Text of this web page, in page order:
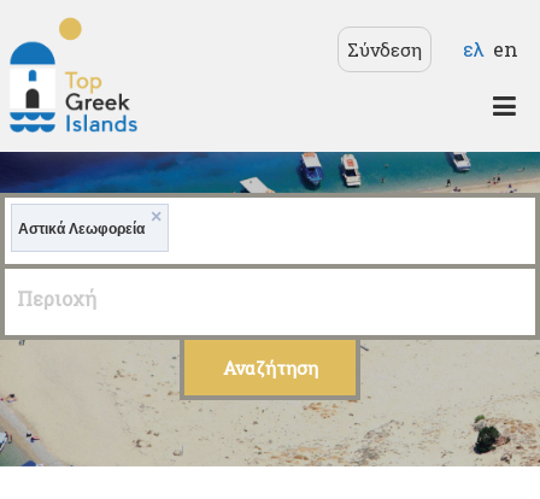
κυρίως περιεχόμενο
Top
Greek
Islands
Σύνδεση ελ en
×
Αστικά Λεωφορεία
Περιοχή